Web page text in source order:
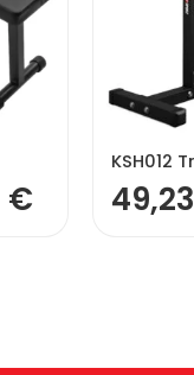
€ 49,23